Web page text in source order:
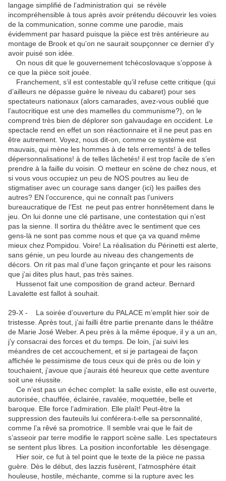
langage simplifié de l’administration qui se révèle
incompréhensible à tous après avoir prétendu découvrir les voies
de la communication, sonne comme une parodie, mais
évidemment par hasard puisque la pièce est très antérieure au
montage de Brook et qu’on ne saurait soupçonner ce dernier d’y
avoir puisé son idée.
On nous dit que le gouvernement tchécoslovaque s’oppose à
ce que la pièce soit jouée.
Franchement, s’il est contestable qu’il refuse cette critique (qui
d’ailleurs ne dépasse guère le niveau du cabaret) pour ses
spectateurs nationaux (alors camarades, avez-vous oublié que
l’autocritique est une des mamelles du communisme?), on le
comprend très bien de déplorer son galvaudage en occident. Le
spectacle rend en effet un son réactionnaire et il ne peut pas en
être autrement. Voyez, nous dit-on, comme ce système est
mauvais, qui mène les hommes à de tels errements! à de telles
dépersonnalisations! à de telles lâchetés! il est trop facile de s’en
prendre à la faille du voisin. O metteur en scène de chez nous, et
si vous vous occupiez un peu de NOS poutres au lieu de
stigmatiser avec un courage sans danger (ici) les pailles des
autres? EN l’occurence, qui ne connaît pas l’univers
bureaucratique de l’Est ne peut pas entrer honnêtement dans le
jeu. On lui donne une clé partisane, une contestation qui n’est
pas la sienne. Il sortira du théâtre avec le sentiment que ces
gens-là ne sont pas comme nous et que ça va quand même
mieux chez Pompidou. Voire! La réalisation du Périnetti est alerte,
sans génie, un peu lourde au niveau des changements de
décors. On rit pas mal d’une façon grinçante et pour les raisons
que j’ai dites plus haut, pas très saines.
Hussenot fait une composition de grand acteur. Bernard
Lavalette est fallot à souhait.
29-X - La soirée d’ouverture du PALACE m’emplit hier soir de
tristesse. Après tout, j’ai failli être partie prenante dans le théâtre
de Marie José Weber. A peu près à la même époque, il y a un an,
j’y consacrai des forces et du temps. De loin, j’ai suivi les
méandres de cet accouchement, et si je partageai de façon
affichée le pessimisme de tous ceux qui de près ou de loin y
touchaient, j’avoue que j’aurais été heureux que cette aventure
soit une réussite.
Ce n’est pas un échec complet: la salle existe, elle est ouverte,
autorisée, chauffée, éclairée, ravalée, moquettée, belle et
baroque. Elle force l’admiration. Elle plaît! Peut-être la
suppression des fauteuils lui conférera-t-elle sa personnalité,
comme l’a rêvé sa promotrice. Il semble vrai que le fait de
s’asseoir par terre modifie le rapport scène salle. Les spectateurs
se sentent plus libres. La position inconfortable les désengage.
Hier soir, ce fut à tel point que le texte de la pièce ne passa
guère. Dès le début, des lazzis fusèrent, l’atmosphère était
houleuse, hostile, méchante, comme si la rupture avec les